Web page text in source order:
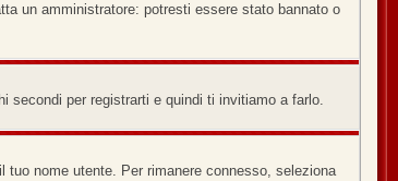
un amministratore: potresti essere stato bannato o
secondi per registrarti e quindi ti invitiamo a farlo.
nome utente. Per rimanere connesso, seleziona